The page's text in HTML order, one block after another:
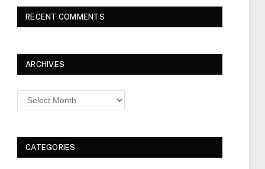
RECENT COMMENTS
ARCHIVES
Archives
CATEGORIES